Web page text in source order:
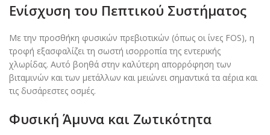
Ενίσχυση του Πεπτικού Συστήματος
Με την προσθήκη φυσικών πρεβιοτικών (όπως οι ίνες FOS), η
τροφή εξασφαλίζει τη σωστή ισορροπία της εντερικής
χλωρίδας. Αυτό βοηθά στην καλύτερη απορρόφηση των
βιταμινών και των μετάλλων και μειώνει σημαντικά τα αέρια και
τις δυσάρεστες οσμές.
Φυσική Άμυνα και Ζωτικότητα